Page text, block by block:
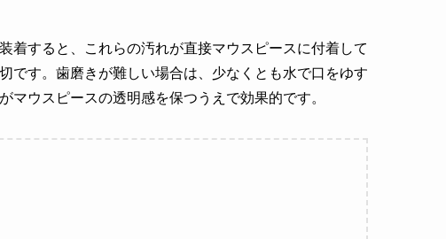
着すると、これらの汚れが直接マウスピースに付着して
です。歯磨きが難しい場合は、少なくとも水で口をゆす
ウスピースの透明感を保つうえで効果的です。